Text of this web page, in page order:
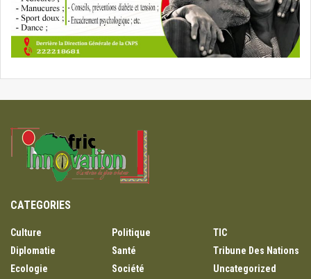
CATEGORIES
Culture
Diplomatie
Ecologie
Politique
Santé
Société
TIC
Tribune Des Nations
Uncategorized